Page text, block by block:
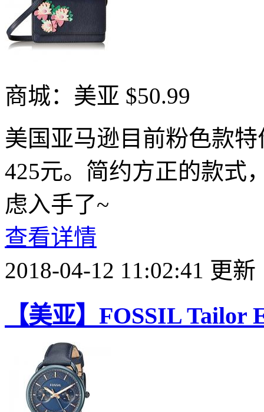
商城：美亚 $50.99
美国亚马逊目前粉色款
425元。简约方正的款式
虑入手了~
查看详情
2018-04-12 11:02:41 更新
【美亚】FOSSIL Tailor